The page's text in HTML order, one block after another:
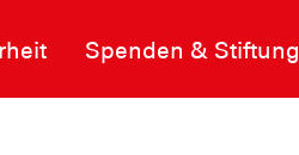
Spenden & Stiftung